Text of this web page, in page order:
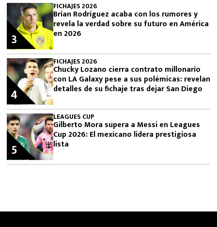
FICHAJES 2026
Brian Rodríguez acaba con los rumores y
revela la verdad sobre su futuro en América
en 2026
3
FICHAJES 2026
Chucky Lozano cierra contrato millonario
con LA Galaxy pese a sus polémicas: revelan
detalles de su fichaje tras dejar San Diego
4
LEAGUES CUP
Gilberto Mora supera a Messi en Leagues
Cup 2026: El mexicano lidera prestigiosa
lista
5